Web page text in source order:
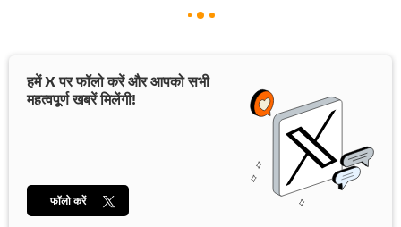
हमें X पर फॉलो करें और आपको सभी
महत्वपूर्ण खबरें मिलेंगी!
फॉलो करें